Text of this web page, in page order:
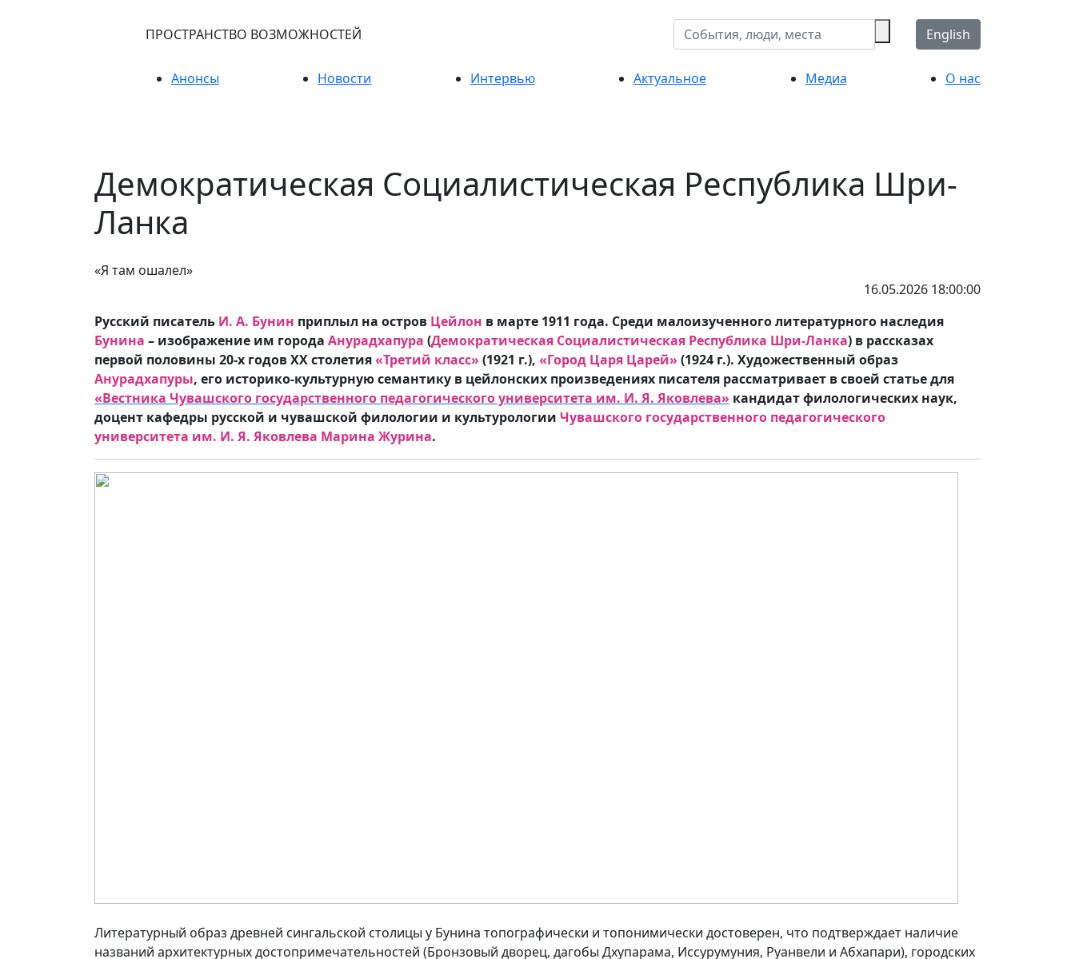
ПРОСТРАНСТВО ВОЗМОЖНОСТЕЙ English
Анонсы Новости Интервью Актуальное Медиа О нас
Демократическая Социалистическая Республика Шри-
Ланка
«Я там ошалел»
16.05.2026 18:00:00
Русский писатель И. А. Бунин приплыл на остров Цейлон в марте 1911 года. Среди малоизученного литературного наследия
Бунина – изображение им города Анурадхапура (Демократическая Социалистическая Республика Шри-Ланка) в рассказах
первой половины 20-х годов XX столетия«Третий класс» (1921 г.), «Город Царя Царей» (1924 г.). Художественный образ
Анурадхапуры, его историко-культурную семантику в цейлонских произведениях писателя рассматривает в своей статье для
«Вестника Чувашского государственного педагогического университета им. И. Я. Яковлева» кандидат филологических наук,
доцент кафедры русской и чувашской филологии и культурологии Чувашского государственного педагогического
университета им. И. Я. Яковлева Марина Журина.
Литературный образ древней сингальской столицы у Бунина топографически и топонимически достоверен, что подтверждает наличие
названий архитектурных достопримечательностей (Бронзовый дворец, дагобы Дхупарама, Иссурумуния, Руанвели и Абхапари), городских